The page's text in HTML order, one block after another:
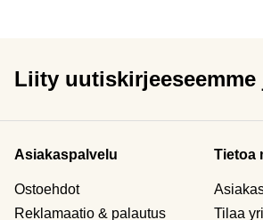
Liity uutiskirjeeseemme
Asiakaspalvelu
Ostoehdot
Reklamaatio & palautus
Tietoa
Tilaa